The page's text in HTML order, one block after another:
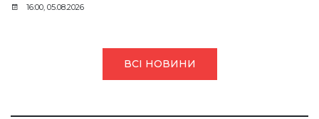
16:00, 05.08.2026
ВСІ НОВИНИ